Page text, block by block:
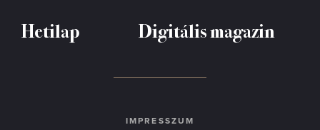
Hetilap Digitális magazin
IMPRESSZUM